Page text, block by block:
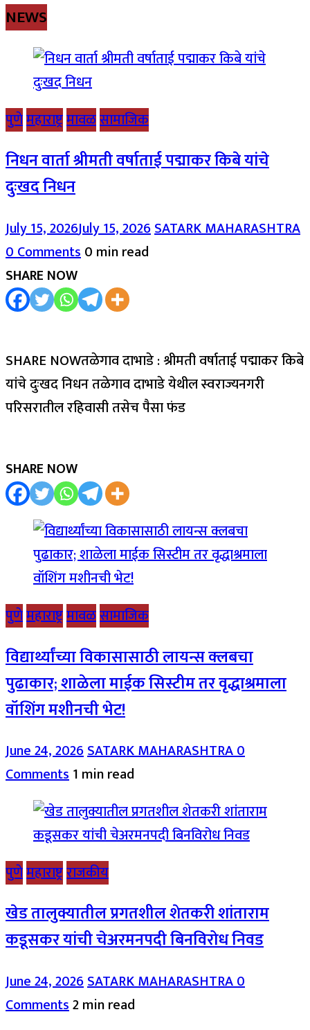
NEWS
पुणेमहाराष्ट्रमावळसामाजिक
निधन वार्ता श्रीमती वर्षाताई पद्माकर किबे यांचे
दुःखद निधन
July 15, 2026July 15, 2026SATARK MAHARASHTRA
0 Comments0 min read
SHARE NOW
SHARE NOWतळेगाव दाभाडे : श्रीमती वर्षाताई पद्माकर किबे
यांचे दुःखद निधन तळेगाव दाभाडे येथील स्वराज्यनगरी
परिसरातील रहिवासी तसेच पैसा फंड
SHARE NOW
पुणेमहाराष्ट्रमावळसामाजिक
विद्यार्थ्यांच्या विकासासाठी लायन्स क्लबचा
पुढाकार; शाळेला माईक सिस्टीम तर वृद्धाश्रमाला
वॉशिंग मशीनची भेट!
June 24, 2026SATARK MAHARASHTRA0
Comments1 min read
पुणेमहाराष्ट्रराजकीय
खेड तालुक्यातील प्रगतशील शेतकरी शांताराम
कडूसकर यांची चेअरमनपदी बिनविरोध निवड
June 24, 2026SATARK MAHARASHTRA0
Comments2 min read